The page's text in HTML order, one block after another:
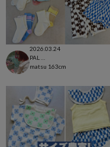
2026.03.24
matsu 163cm